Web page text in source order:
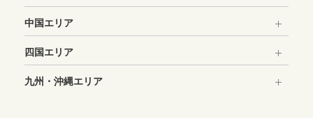
中国エリア
四国エリア
九州・沖縄エリア